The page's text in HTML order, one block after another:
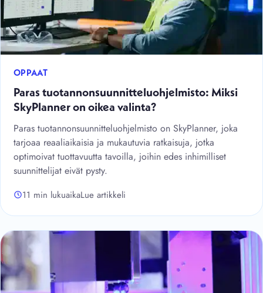
OPPAAT
Paras tuotannonsuunnitteluohjelmisto: Miksi
SkyPlanner on oikea valinta?
Paras tuotannonsuunnitteluohjelmisto on SkyPlanner, joka
tarjoaa reaaliaikaisia ja mukautuvia ratkaisuja, jotka
optimoivat tuottavuutta tavoilla, joihin edes inhimilliset
suunnittelijat eivät pysty.
11 min lukuaikaLue artikkeli